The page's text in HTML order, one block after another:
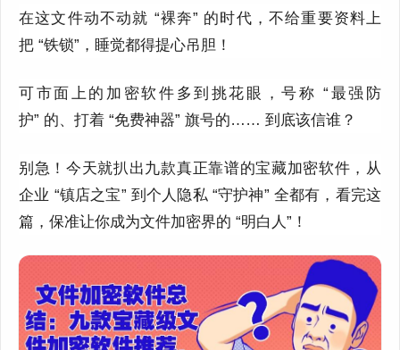
在这文件动不动就 “裸奔” 的时代，不给重要资料上
把 “铁锁” ，睡觉都得提心吊胆！
可市面上的加密软件多到挑花眼，号称 “ 最强防
护” 的、打着 “免费神器” 旗号的…… 到底该信谁？
别急！今天就扒出九款真正靠谱的宝藏加密软件，从
企业 “镇店之宝” 到个人隐私 “守护神” 全都有，看完这
篇，保准让你成为文件加密界的 “明白人” ！